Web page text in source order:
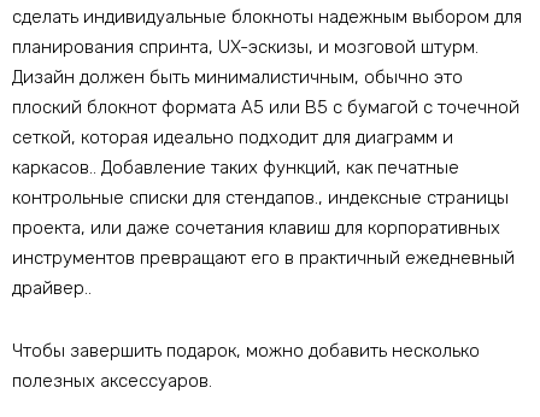
сделать индивидуальные блокноты надежным выбором для
планирования спринта, UX-эскизы, и мозговой штурм.
Дизайн должен быть минималистичным, обычно это
плоский блокнот формата A5 или B5 с бумагой с точечной
сеткой, которая идеально подходит для диаграмм и
каркасов.. Добавление таких функций, как печатные
контрольные списки для стендапов., индексные страницы
проекта, или даже сочетания клавиш для корпоративных
инструментов превращают его в практичный ежедневный
драйвер..
Чтобы завершить подарок, можно добавить несколько
полезных аксессуаров.